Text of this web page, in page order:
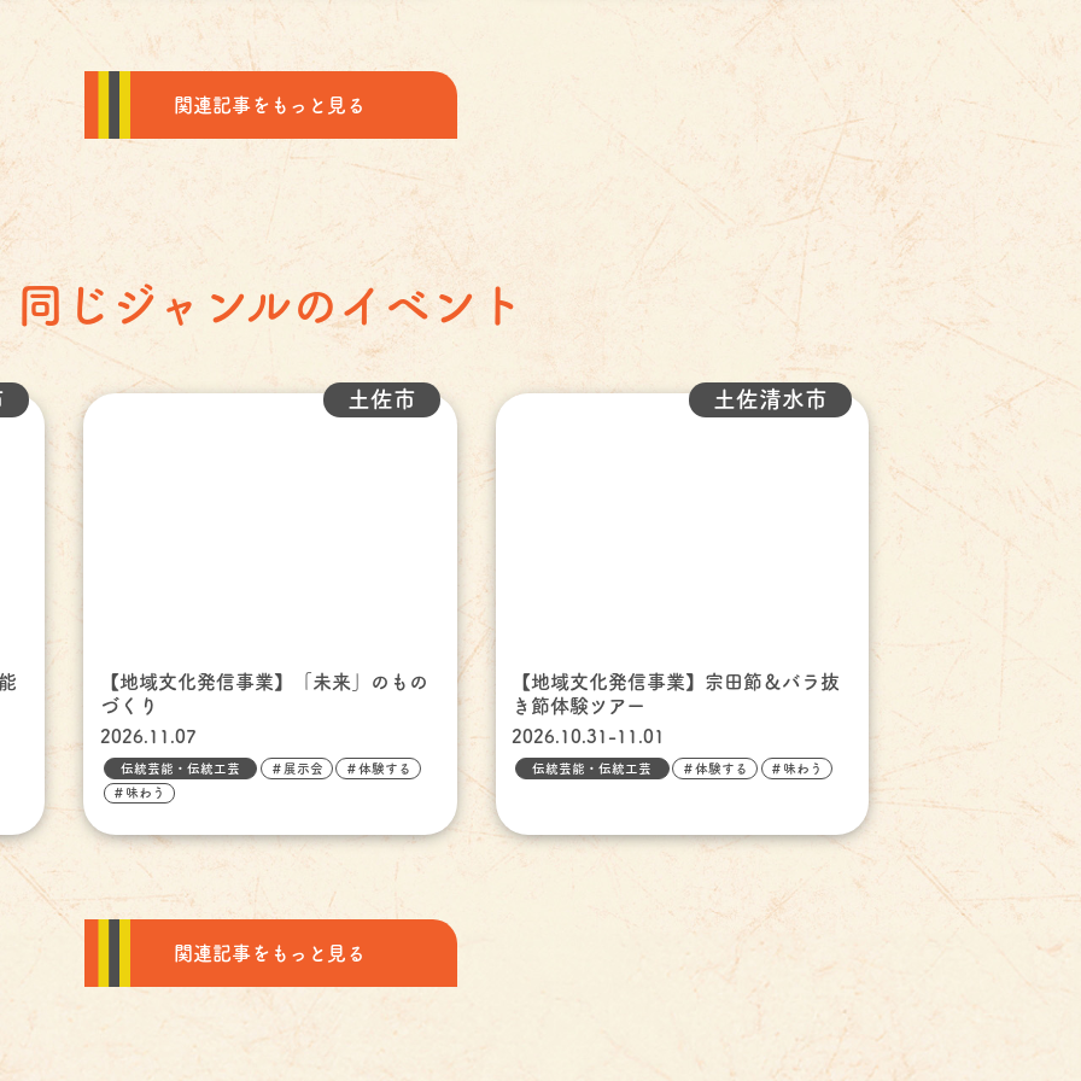
関連記事をもっと見る
同じジャンルのイベント
【地域文化発信事業】「未来」のもの
づくり
2026.11.07
土佐市
伝統芸能・伝統工芸 ＃展示会 ＃体験する
＃味わう
【地域文化発信事業】宗田節＆バラ抜
き節体験ツアー
2026.10.31-11.01
土佐清水市
伝統芸能・伝統工芸 ＃体験する ＃味わう
関連記事をもっと見る